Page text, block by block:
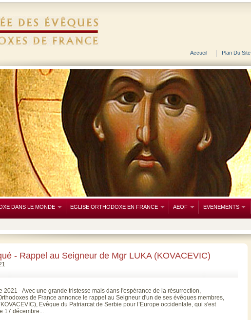
Plan Du Site
Accueil
DANS LE MONDE EGLISE ORTHODOXE EN FRANCE AEOF EVENEMENTS
- Rappel au Seigneur de Mgr LUKA (KOVACEVIC)
2021 - Avec une grande tristesse mais dans l'espérance de la résurrection,
de France annonce le rappel au Seigneur d'un de ses évêques membres,
Evêque du Patriarcat de Serbie pour l’Europe occidentale, qui s'est
décembre...